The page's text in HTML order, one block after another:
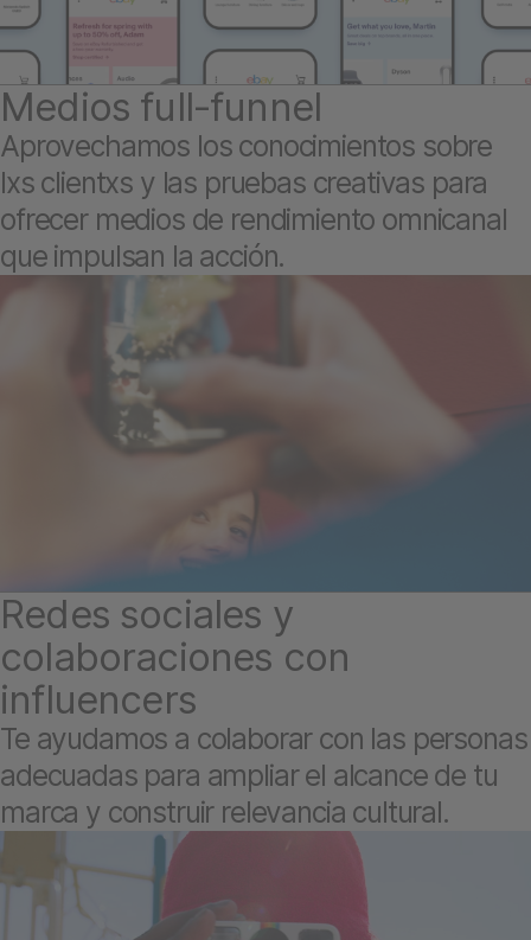
Medios full-funnel
Aprovechamos los conocimientos sobre
lxs clientxs y las pruebas creativas para
ofrecer medios de rendimiento omnicanal
que impulsan la acción.
Redes sociales y
colaboraciones con
influencers
Te ayudamos a colaborar con las personas
adecuadas para ampliar el alcance de tu
marca y construir relevancia cultural.